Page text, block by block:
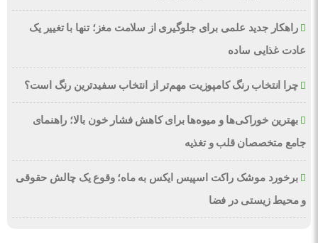
راهکار جدید علمی برای جلوگیری از سلامت مغز؛ تنها با تغییر یک
عادت غذایی ساده
چرا انتخاب رنگ کامپوزیت مهم‌تر از انتخاب سفیدترین رنگ است؟
بهترین خوراکی‌ها و میوه‌ها برای کاهش فشار خون بالا؛ راهنمای
جامع متخصصان قلب و تغذیه
برخورد موشک راکت اسپیس ایکس به ماه؛ وقوع یک چالش حقوقی
و محیط زیستی در فضا